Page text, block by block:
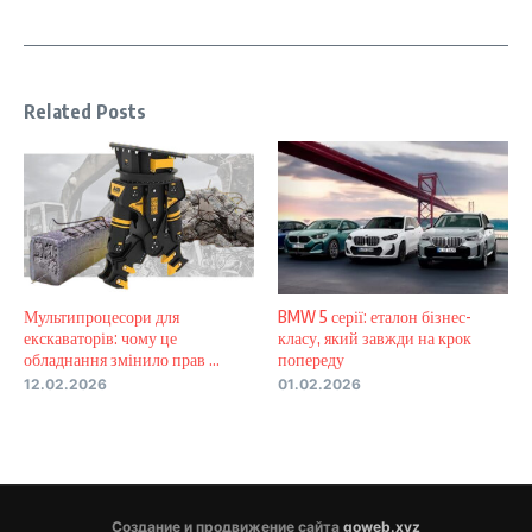
Related Posts
Мультипроцесори для
екскаваторів: чому це
обладнання змінило прав ...
12.02.2026
BMW 5 серії: еталон бізнес-
класу, який завжди на крок
попереду
01.02.2026
Создание и продвижение сайта goweb.xyz